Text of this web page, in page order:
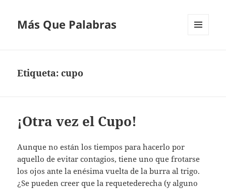
Más Que Palabras
Etiqueta:cupo
¡Otra vez el Cupo!
Aunque no están los tiempos para hacerlo por
aquello de evitar contagios, tiene uno que frotarse
los ojos ante la enésima vuelta de la burra al trigo.
¿Se pueden creer que la requetederecha (y alguno